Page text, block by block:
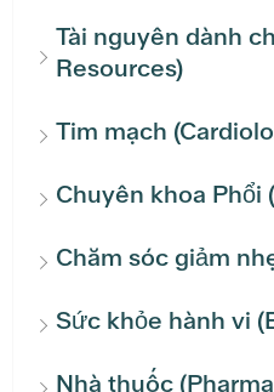
Tài nguyên dành
Resources)
Tim mạch
Chuyên khoa Phổi
Chăm sóc giảm
Sức khỏe hành vi
Nhà thuốc